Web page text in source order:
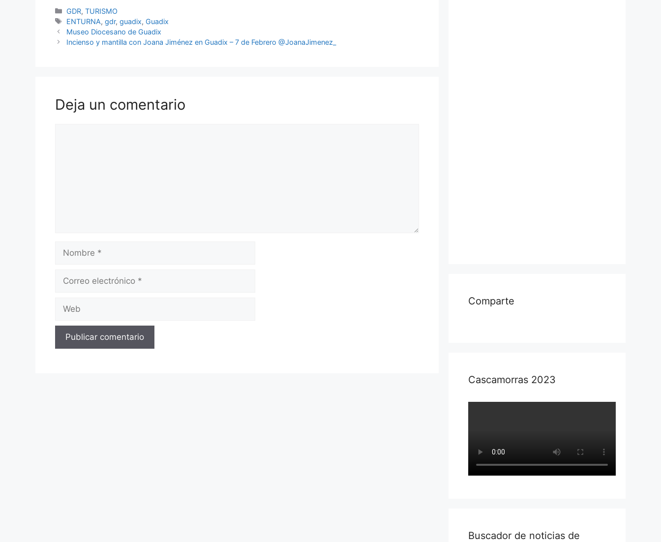
Categorías
GDR,TURISMO
Etiquetas
ENTURNA,gdr,guadix, Guadix
Museo Diocesano de Guadix
Incienso y mantilla con Joana Jiménez en Guadix – 7 de Febrero @JoanaJimenez_
Deja un comentario
electrónico
Comparte
Cascamorras 2023
Buscador de noticias de